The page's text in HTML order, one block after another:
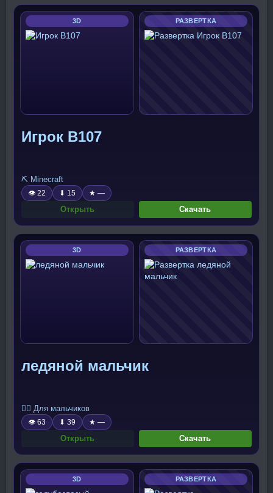
3D РАЗВЕРТКА
Игрок B107
⛏️ Minecraft
👁 22 ⬇ 15 ★ —
Открыть Скачать
3D РАЗВЕРТКА
ледяной мальчик
🧍‍♂️ Для мальчиков
👁 63 ⬇ 39 ★ —
Открыть Скачать
3D РАЗВЕРТКА